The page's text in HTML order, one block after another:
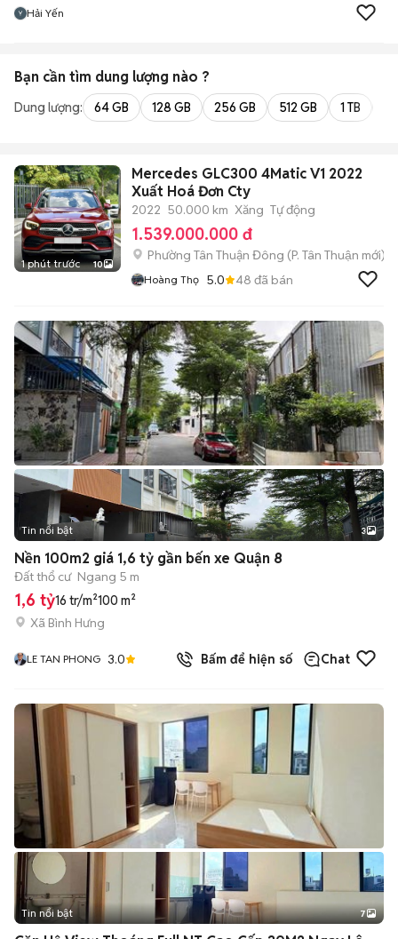
Hải Yến
Bạn cần tìm dung lượng nào ?
Dung lượng: 64 GB 128 GB 256 GB 512 GB 1 TB
1 phút trước 10
Mercedes GLC300 4Matic V1 2022
Xuất Hoá Đơn Cty
2022 50.000 km Xăng Tự động
1.539.000.000 đ
Phường Tân Thuận Đông (P. Tân Thuận mới)
Hoàng Thọ 5.0 48 đã bán
Tin nổi bật 3
Nền 100m2 giá 1,6 tỷ gần bến xe Quận 8
Đất thổ cư Ngang 5 m
1,6 tỷ16 tr/m²100 m²
Xã Bình Hưng
LE TAN PHONG 3.0 Bấm để hiện số Chat
+2
Tin nổi bật 7